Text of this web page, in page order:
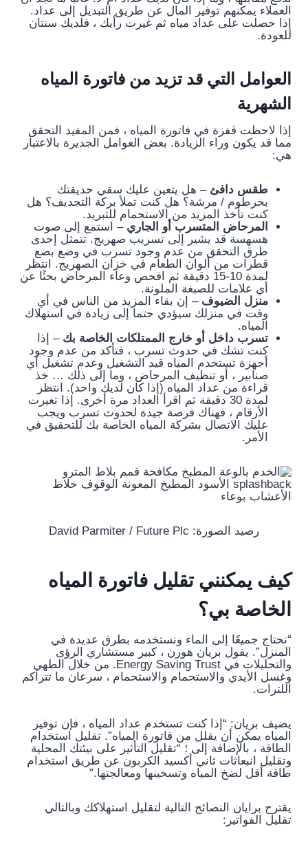
العملاء يمكنهم توفير المال عن طريق التبديل إلى عداد.
إذا حصلت على عداد مياه ثم غيرت رأيك ، فلديك سنتان
للعودة.
العوامل التي قد تزيد من فاتورة المياه
الشهرية
إذا لاحظت قفزة في فاتورة المياه ، فمن المفيد التحقق
مما قد يكون وراء الزيادة. بعض العوامل الجديرة بالاعتبار
هي:
طقس دافئ – هل يتعين عليك سقي حديقتك
بخرطوم / مرشة؟ هل كنت تملأ بركة التجديف؟ هل
كنت تأخذ المزيد من الاستحمام للتبريد.
المرحاض المتسرب أو الجاري – استمع إلى صوت
هسهسة قد يشير إلى تسريب صهريج. تتمثل إحدى
طرق التحقق من عدم وجود تسرب في وضع بضع
قطرات من ألوان الطعام في خزان الصهريج. انتظر
لمدة 10-15 دقيقة ثم افحص وعاء المرحاض بحثًا عن
أي علامات للصبغة الملونة.
منزل الضيوف – إن بقاء المزيد من الناس في أي
وقت في منزلك سيؤدي حتما إلى زيادة في استهلاك
المياه.
تسرب داخل أو خارج الممتلكات الخاصة بك – إذا
كنت تشك في حدوث تسرب ، فتأكد من عدم وجود
أجهزة تستخدم المياه قيد التشغيل وعدم تشغيل أي
صنابير ، أو تنظيف المرحاض ، وما إلى ذلك … خذ
قراءة من عداد المياه (إذا كان لديك واحد). انتظر
لمدة 30 دقيقة ثم اقرأ العداد مرة أخرى. إذا تغيرت
الأرقام ، فهناك فرصة جيدة لحدوث تسرب ويجب
عليك الاتصال بشركة المياه الخاصة بك للتحقيق في
الأمر.
رصيد الصورة: David Parmiter / Future Plc
كيف يمكنني تقليل فاتورة المياه
الخاصة بي؟
“نحتاج جميعًا إلى الماء ونستخدمه بطرق عديدة في
المنزل”. يقول بريان هورن ، كبير مستشاري الرؤى
والتحليلات في Energy Saving Trust. من خلال الطهي
وغسل الأيدي والاستحمام والاستحمام ، سرعان ما تتراكم
اللترات.
يضيف بريان: “إذا كنت تستخدم عداد المياه ، فإن توفير
المياه يمكن أن يقلل من فاتورة المياه”. تقليل استخدام
الطاقة ، بالإضافة إلى ؛ “تقليل التأثير على بيئتك المحلية
وتقليل انبعاثات ثاني أكسيد الكربون عن طريق استخدام
طاقة أقل لضخ المياه وتسخينها ومعالجتها.”
يقترح برايان النصائح التالية لتقليل استهلاكك وبالتالي
تقليل الفواتير: